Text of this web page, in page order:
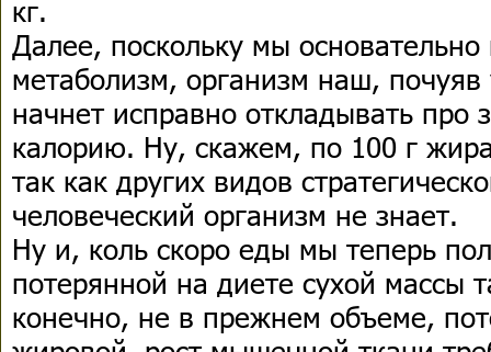
кг.
Далее, поскольку мы
метаболизм, организм наш, почуяв
начнет исправно откладывать
калорию. Ну, скажем, по 100 г
так как других видов
человеческий организм не знает.
Ну и, коль скоро еды мы теперь
потерянной на диете сухой массы
конечно, не в прежнем объеме,